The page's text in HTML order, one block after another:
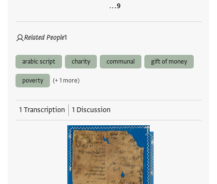
…
Related People1
arabic script charity communal gift of money
poverty (+ 1 more)
1 Transcription 1 Discussion